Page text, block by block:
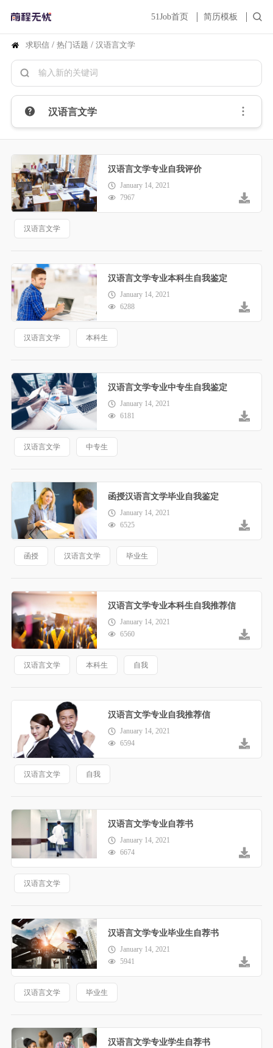
51Job首页 简历模板
求职信 / 热门话题 / 汉语言文学
汉语言文学
汉语言文学专业自我评价
January 14, 2021
7967
汉语言文学
汉语言文学专业本科生自我鉴定
January 14, 2021
6288
汉语言文学 本科生
汉语言文学专业中专生自我鉴定
January 14, 2021
6181
汉语言文学 中专生
函授汉语言文学毕业自我鉴定
January 14, 2021
6525
函授 汉语言文学 毕业生
汉语言文学专业本科生自我推荐信
January 14, 2021
6560
汉语言文学 本科生 自我
汉语言文学专业自我推荐信
January 14, 2021
6594
汉语言文学 自我
汉语言文学专业自荐书
January 14, 2021
6674
汉语言文学
汉语言文学专业毕业生自荐书
January 14, 2021
5941
汉语言文学 毕业生
汉语言文学专业学生自荐书